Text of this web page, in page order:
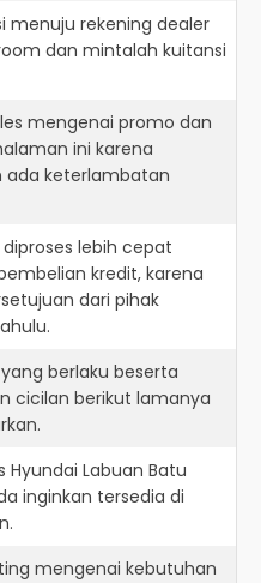
menuju rekening dealer
dan mintalah kuitansi
mengenai promo dan
ini karena
ada keterlambatan
lebih cepat
kredit, karena
dari pihak
berlaku beserta
cicilan berikut lamanya
Hyundai Labuan Batu
inginkan tersedia di
mengenai kebutuhan